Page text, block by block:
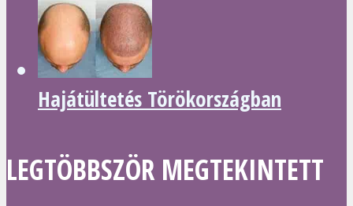
Hajátültetés Törökországban
LEGTÖBBSZÖR MEGTEKINTETT